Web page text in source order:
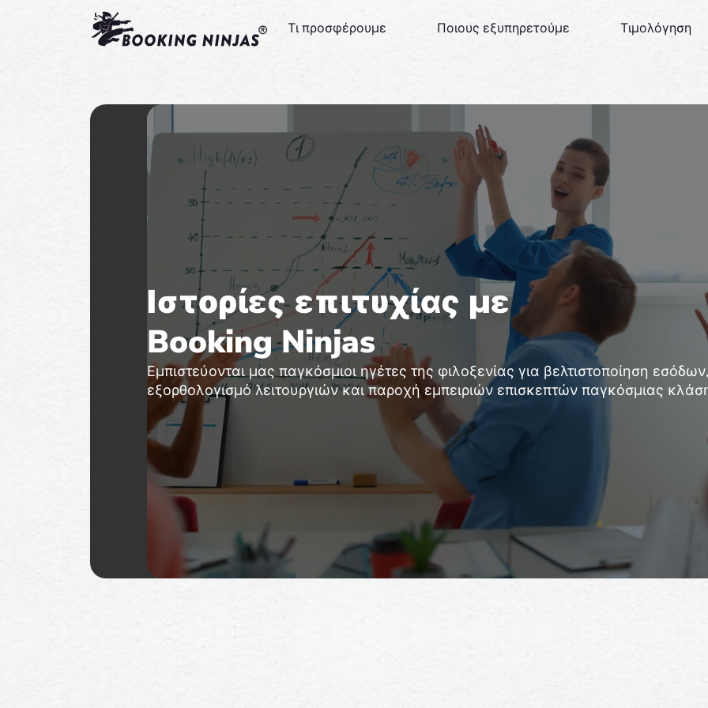
Τι προσφέρουμε Ποιους εξυπηρετούμε Τιμολόγηση
Ιστορίες επιτυχίας με
Booking Ninjas
Εμπιστεύονται μας παγκόσμιοι ηγέτες της φιλοξενίας για βελτιστοποίηση εσόδων,
εξορθολογισμό λειτουργιών και παροχή εμπειριών επισκεπτών παγκόσμιας